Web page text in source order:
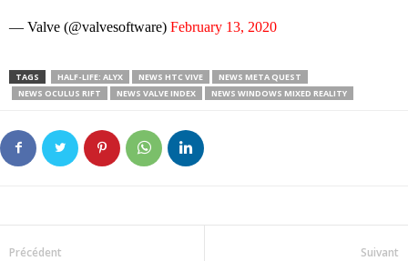
— Valve (@valvesoftware) February 13, 2020
TAGS HALF-LIFE: ALYX NEWS HTC VIVE
NEWS META QUEST
NEWS OCULUS RIFT
NEWS VALVE INDEX NEWS WINDOWS MIXED REALITY
Précédent Suivant